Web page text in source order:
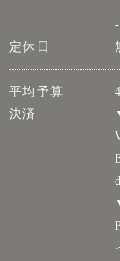
定休日
平均予算
決済